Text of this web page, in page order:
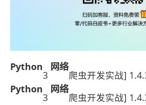
Python
3
网络
爬虫开发实战]
Python
3
网络
爬虫开发实战]